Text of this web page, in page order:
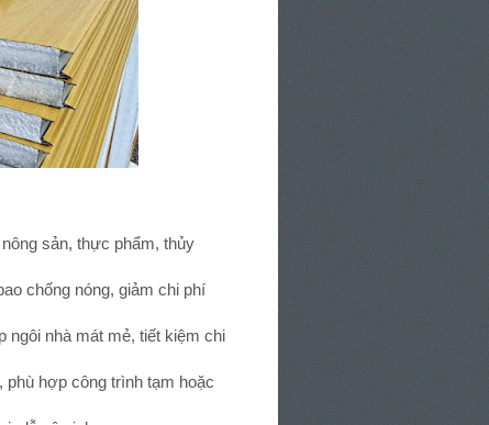
sản, thực phẩm, thủy
chống nóng, giảm chi phí
ngôi nhà mát mẻ, tiết kiệm chi
phù hợp công trình tạm hoặc